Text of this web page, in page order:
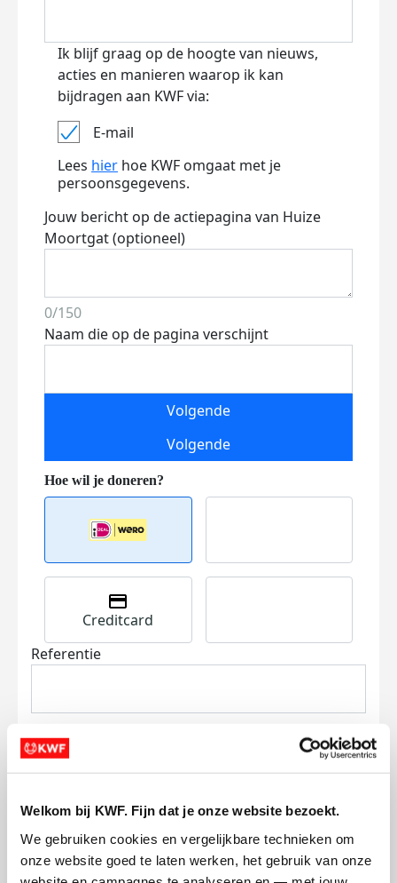
Welkom bij KWF. Fijn dat je onze website bezoekt.
We gebruiken cookies en vergelijkbare technieken om
onze website goed te laten werken, het gebruik van onze
Ik blijf graag op de hoogte van nieuws,
acties en manieren waarop ik kan
bijdragen aan KWF via:
E-mail
Lees hier hoe KWF omgaat met je
persoonsgegevens.
Jouw bericht op de actiepagina van Huize
Moortgat (optioneel)
0/150
Naam die op de pagina verschijnt
Volgende
Volgende
Creditcard
Referentie
Ik wil bijdragen aan de transactiekosten
en betaal €0.75 extra.
Doneer nu